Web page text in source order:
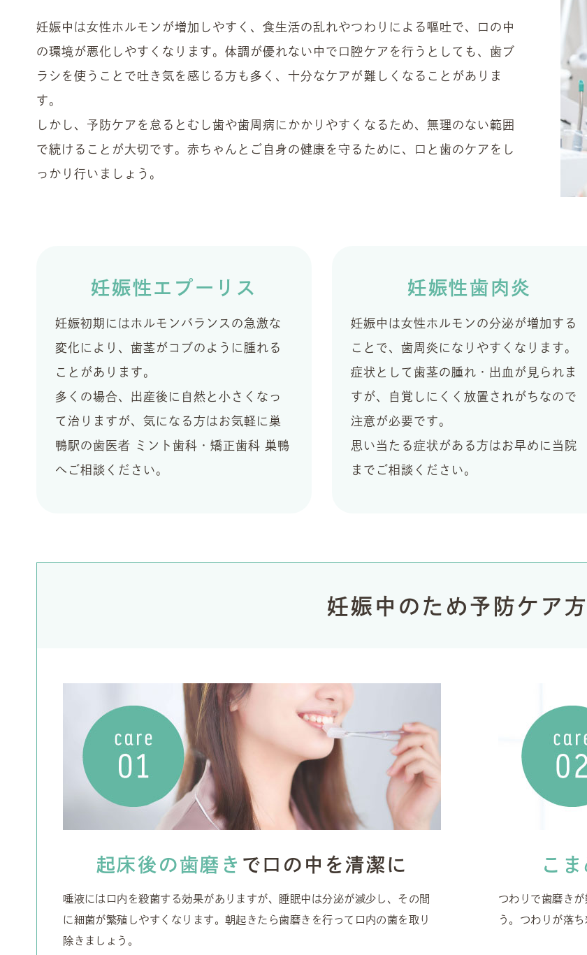
妊娠中は女性ホルモンが増加しやすく、食生活の乱れやつわりによる嘔吐で、口の中
の環境が悪化しやすくなります。体調が優れない中で口腔ケアを行うとしても、歯ブ
ラシを使うことで吐き気を感じる方も多く、十分なケアが難しくなることがありま
す。
しかし、予防ケアを怠るとむし歯や歯周病にかかりやすくなるため、無理のない範囲
で続けることが大切です。赤ちゃんとご自身の健康を守るために、口と歯のケアをし
っかり行いましょう。
妊娠性エプーリス
妊娠初期にはホルモンバランスの急激な
変化により、歯茎がコブのように腫れる
ことがあります。
多くの場合、出産後に自然と小さくなっ
て治りますが、気になる方はお気軽に巣
鴨駅の歯医者 ミント歯科・矯正歯科 巣鴨
へご相談ください。
妊娠性歯肉炎
妊娠中は女性ホルモンの分泌が増加する
ことで、歯周炎になりやすくなります。
症状として歯茎の腫れ・出血が見られま
すが、自覚しにくく放置されがちなので
注意が必要です。
思い当たる症状がある方はお早めに当院
までご相談ください。
妊娠中のため予防ケア
起床後の歯磨き で 口の中を清潔に
唾液には口内を殺菌する効果がありますが、睡眠中は分泌が減少し、その間
に細菌が繁殖しやすくなります。朝起きたら歯磨きを行って口内の菌を取り
除きましょう。
こ
つわりで歯磨き
う。つわりが落